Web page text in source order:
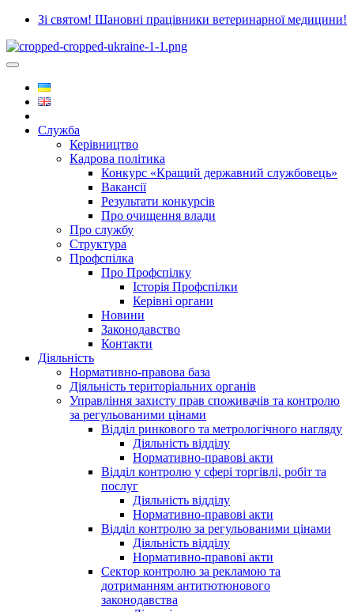
Зі святом! Шановні працівники ветеринарної медицини!
Служба
Керівництво
Кадрова політика
Конкурс «Кращий державний службовець»
Вакансії
Результати конкурсів
Про очищення влади
Про службу
Структура
Профспілка
Про Профспілку
Історія Профспілки
Керівні органи
Новини
Законодавство
Контакти
Діяльність
Нормативно-правова база
Діяльність територіальних органів
Управління захисту прав споживачів та контролю
за регульованими цінами
Відділ ринкового та метрологічного нагляду
Діяльність відділу
Нормативно-правові акти
Відділ контролю у сфері торгівлі, робіт та
послуг
Діяльність відділу
Нормативно-правові акти
Відділ контролю за регульованими цінами
Діяльність відділу
Нормативно-правові акти
Сектор контролю за рекламою та
дотриманням антитютюнового
законодавства